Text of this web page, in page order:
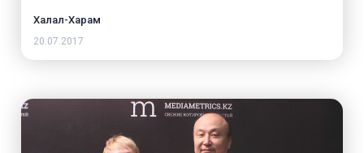
Халал-Харам
20.07.2017